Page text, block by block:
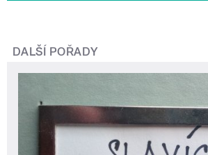
DALŠÍ POŘADY